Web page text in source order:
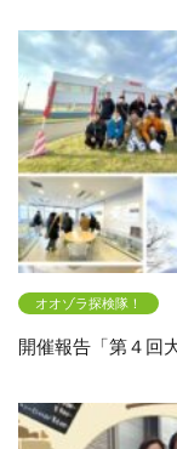
オオゾラ探検隊！
開催報告「第４回